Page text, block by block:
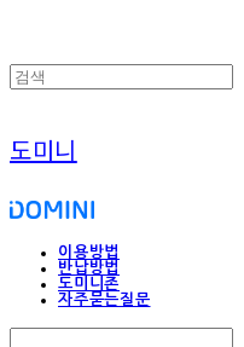
도미니
이용방법
반납방법
도미니존
자주묻는질문